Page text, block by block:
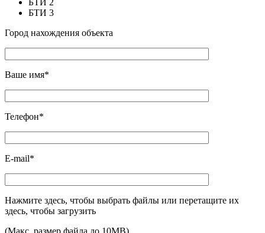
БТИ 3
Город нахождения объекта
Ваше имя*
Телефон*
E-mail*
Нажмите здесь, чтобы выбрать файлы или перетащите их
здесь, чтобы загрузить
(Макс. размер файла до 10MB)